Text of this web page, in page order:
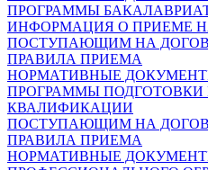
ПРОГРАММЫ
ИНФОРМАЦИЯ О ПРИЕМЕ
ПОСТУПАЮЩИМ НА
ПРАВИЛА ПРИЕМА
НОРМАТИВНЫЕ
ПРОГРАММЫ
КВАЛИФИКАЦИИ
ПОСТУПАЮЩИМ НА
ПРАВИЛА ПРИЕМА
НОРМАТИВНЫЕ